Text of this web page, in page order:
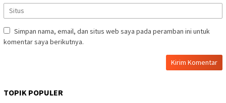
Simpan nama, email, dan situs web saya pada peramban ini untuk
komentar saya berikutnya.
TOPIK POPULER